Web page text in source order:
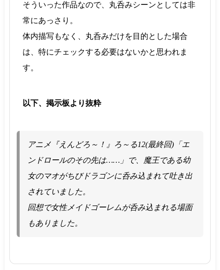
そういった作品なので、丸呑みシーンとしては非
常にあっさり。
体内描写もなく、丸呑みだけを目的とした場合
は、特にチェックする必要はないかと思われま
す。
以下、掲示板より抜粋
アニメ『えんどろ～！』ろ～る12(最終回)「エ
ンドロールのその先は……」で、魔王である幼
女のマオがちびドラゴンに呑み込まれて吐き出
されていました。
回想で女性メイドゴーレムが呑み込まれる場面
もありました。